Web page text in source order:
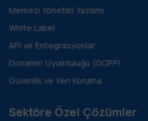
Merkezi Yönetim Yazılımı
White Label
API ve Entegrasyonlar
Donanım Uyumluluğu (OCPP)
Güvenlik ve Veri Koruma
Sektöre Özel Çözümler